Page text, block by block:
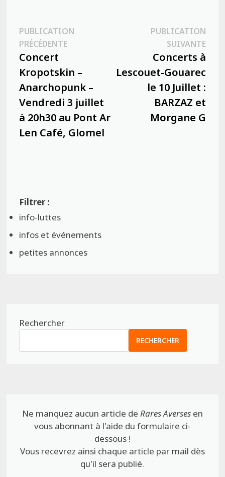
Navigation
de
l’article
PUBLICATION
PRÉCÉDENTEPublication
Concert
Kropotskin –
Anarchopunk –
Vendredi 3 juillet
à 20h30 au Pont Ar
Len Café, Glomel
PUBLICATION
SUIVANTE
Concerts à
Lescouet-Gouarec
le 10 Juillet :
BARZAZ et
Morgane G
info-luttes
infos et événements
petites annonces
Rechercher
RECHERCHER
Ne manquez aucun article de Rares Aversesen
vous abonnant à l'aide du formulaire ci-
dessous !
Vous recevrez ainsi chaque article par mail dès
qu'il sera publié.